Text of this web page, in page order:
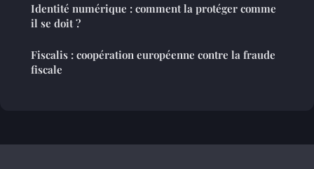
Identité numérique : comment la protéger comme
il se doit ?
Fiscalis : coopération européenne contre la fraude
fiscale